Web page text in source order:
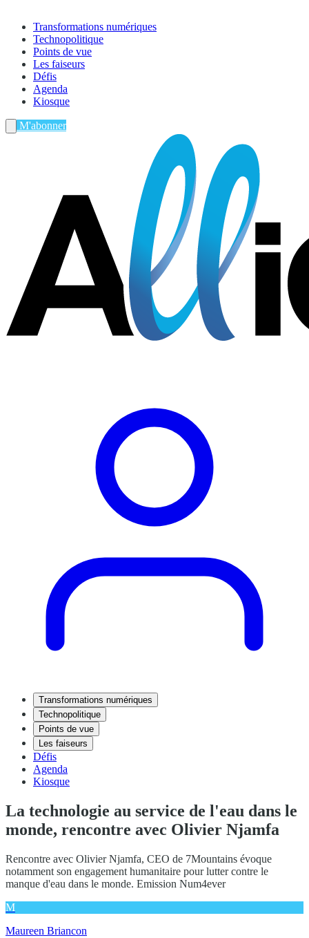
Transformations numériques
Technopolitique
Points de vue
Les faiseurs
Défis
Agenda
Kiosque
M'abonner
Transformations numériques
Technopolitique
Points de vue
Les faiseurs
Défis
Agenda
Kiosque
La technologie au service de l'eau dans le
monde, rencontre avec Olivier Njamfa
Rencontre avec Olivier Njamfa, CEO de 7Mountains évoque
notamment son engagement humanitaire pour lutter contre le
manque d'eau dans le monde. Emission Num4ever
M
Maureen Briancon